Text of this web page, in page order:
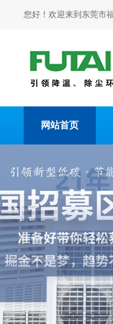
您好！欢迎来到东莞市
网站首页